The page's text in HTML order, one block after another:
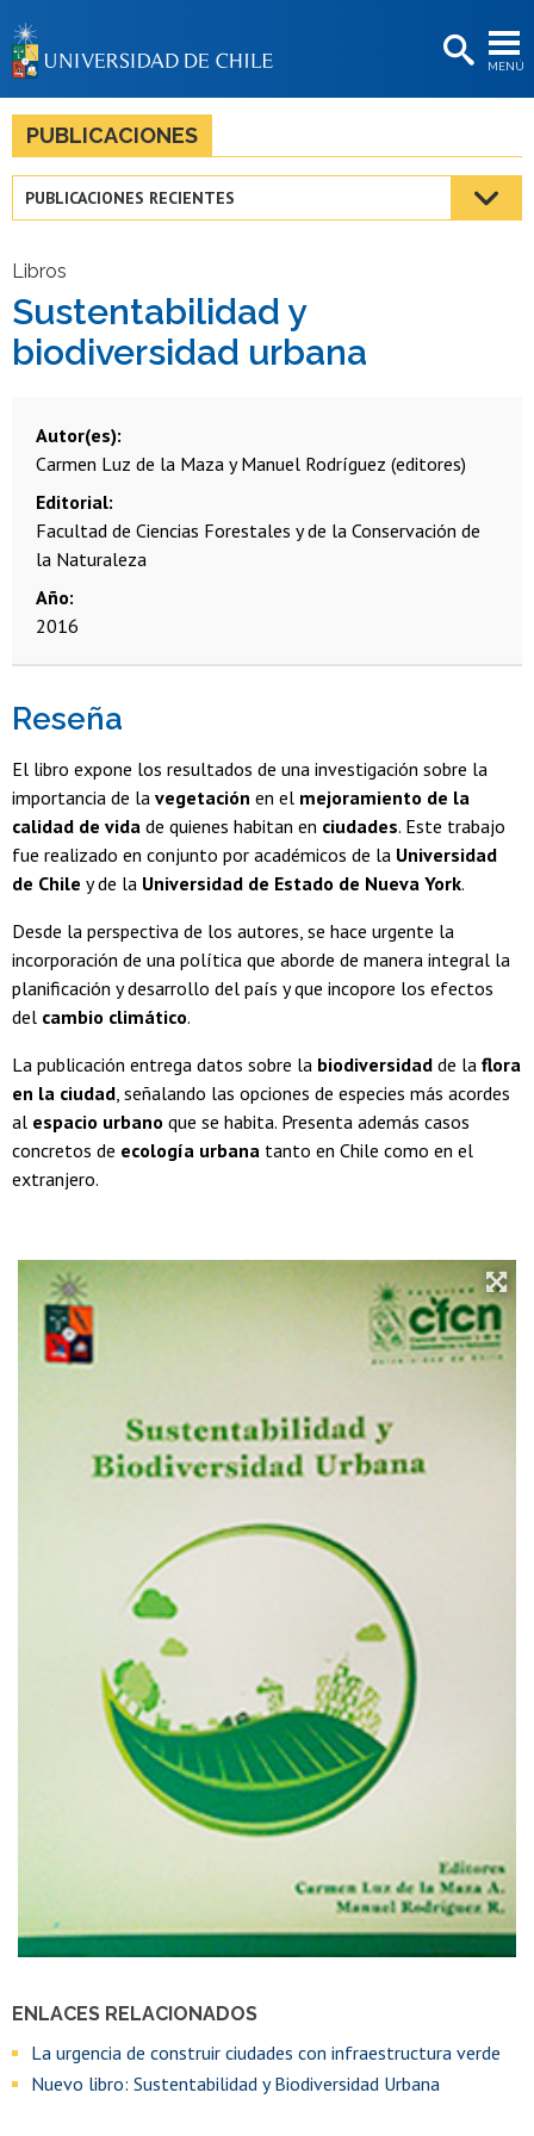
MENÚ
BIBLIOTECAS
LA UNIVERSIDAD
Estudiantes
Funcionarias/os
Egresadas/os
PUBLICACIONES
PUBLICACIONES RECIENTES
Libros
Sustentabilidad y
biodiversidad urbana
ENLACES RELACIONADOS
La urgencia de construir ciudades con infraestructura verde
Nuevo libro: Sustentabilidad y Biodiversidad Urbana
Autor(es)
Carmen Luz de la Maza y Manuel Rodríguez (editores)
Editorial
Facultad de Ciencias Forestales y de la Conservación de
la Naturaleza
Año
2016
Reseña
El libro expone los resultados de una investigación sobre la
importancia de la vegetación en el mejoramiento de la
calidad de vida de quienes habitan en ciudades. Este trabajo
fue realizado en conjunto por académicos de la Universidad
de Chile y de la Universidad de Estado de Nueva York.
Desde la perspectiva de los autores, se hace urgente la
incorporación de una política que aborde de manera integral la
planificación y desarrollo del país y que incopore los efectos
del cambio climático.
La publicación entrega datos sobre la biodiversidad de la flora
en la ciudad, señalando las opciones de especies más acordes
al espacio urbano que se habita. Presenta además casos
concretos de ecología urbana tanto en Chile como en el
extranjero.